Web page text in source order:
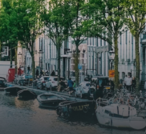
contribute to a healthy indoor
environment. The atriums'
green walls provide natural
cooling, improved air quality
acoustics, and are specially
designed to attract native birds
butterflies.The bright residence
features an efficient and
open floor plan, a unique
kitchen, a bathroom and fitted
wardrobes. High-grade finishes